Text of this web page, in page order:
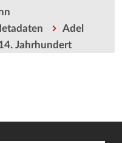
Adel
Jahrhundert